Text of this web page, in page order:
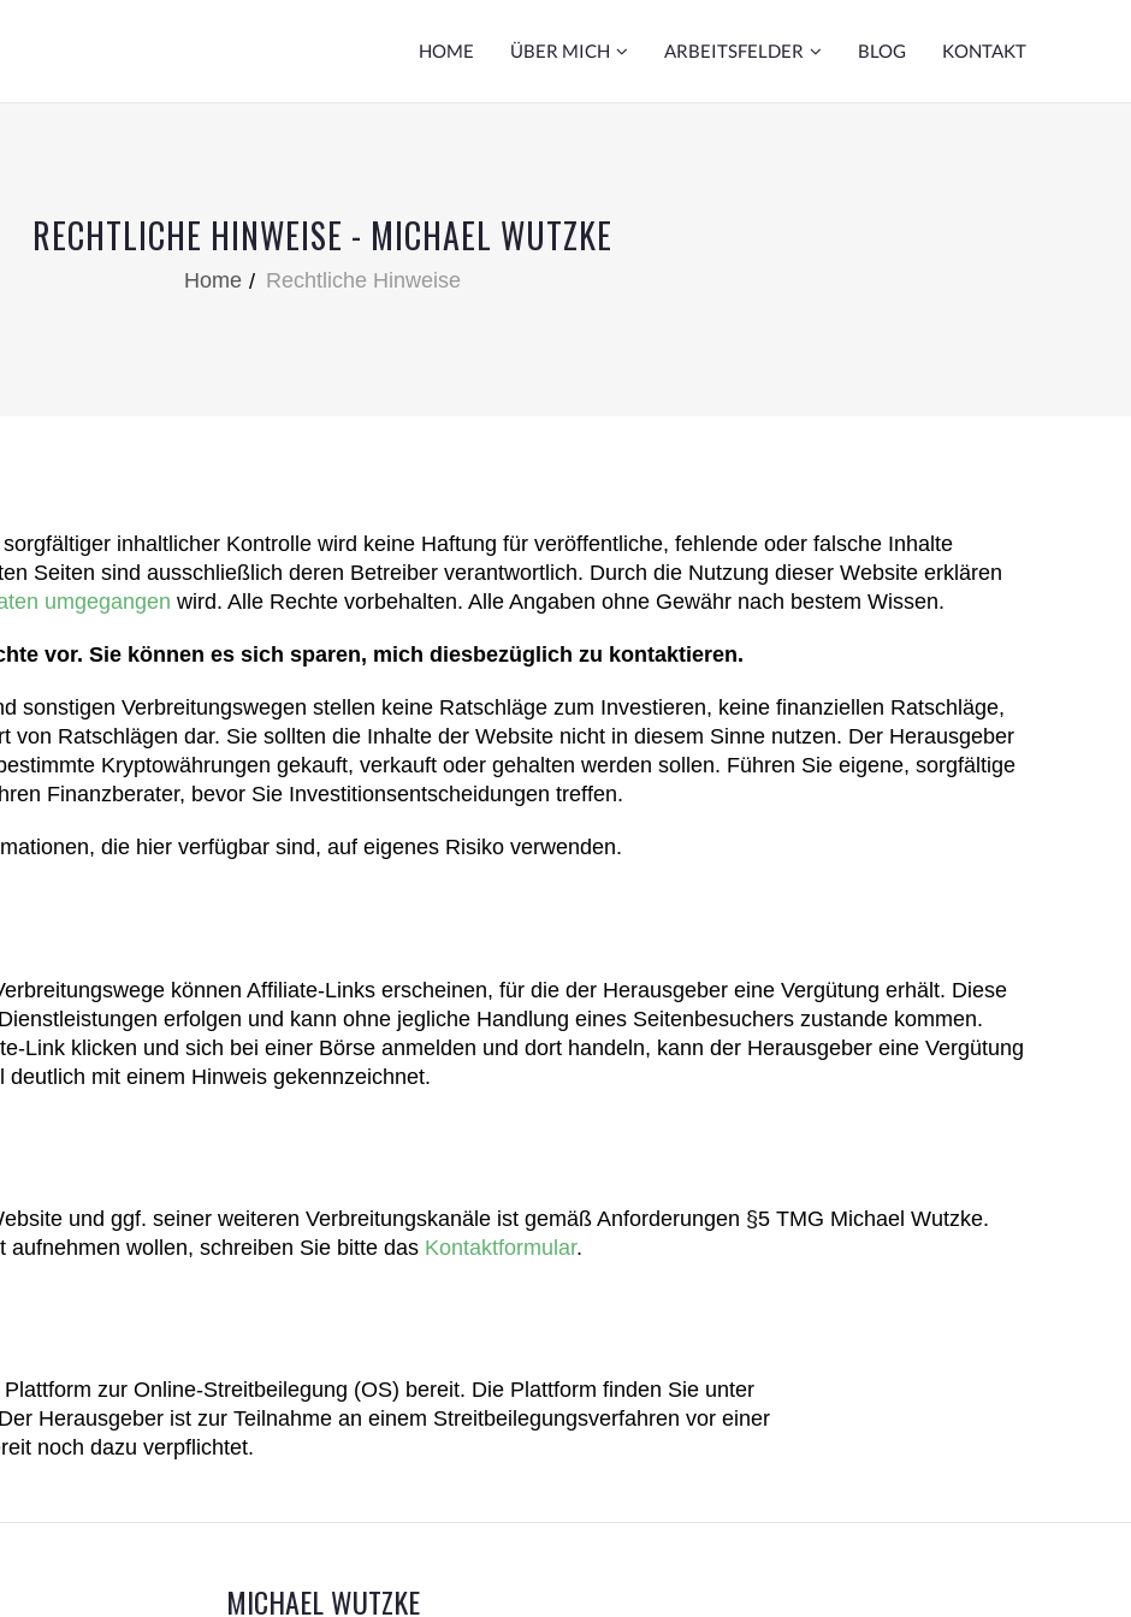
HOME ÜBER MICH ARBEITSFELDER BLOG KONTAKT
RECHTLICHE HINWEISE - MICHAEL WUTZKE
Home Rechtliche Hinweise
inhaltlicher Kontrolle wird keine Haftung für veröffentliche, fehlende oder falsche Inhalte
Seiten sind ausschließlich deren Betreiber verantwortlich. Durch die Nutzung dieser Website erklären
umgegangen wird. Alle Rechte vorbehalten. Alle Angaben ohne Gewähr nach bestem Wissen.
vor. Sie können es sich sparen, mich diesbezüglich zu kontaktieren.
sonstigen Verbreitungswegen stellen keine Ratschläge zum Investieren, keine finanziellen Ratschläge,
von Ratschlägen dar. Sie sollten die Inhalte der Website nicht in diesem Sinne nutzen. Der Herausgeber
Kryptowährungen gekauft, verkauft oder gehalten werden sollen. Führen Sie eigene, sorgfältige
Finanzberater, bevor Sie Investitionsentscheidungen treffen.
die hier verfügbar sind, auf eigenes Risiko verwenden.
können Affiliate-Links erscheinen, für die der Herausgeber eine Vergütung erhält. Diese
erfolgen und kann ohne jegliche Handlung eines Seitenbesuchers zustande kommen.
Link klicken und sich bei einer Börse anmelden und dort handeln, kann der Herausgeber eine Vergütung
mit einem Hinweis gekennzeichnet.
und ggf. seiner weiteren Verbreitungskanäle ist gemäß Anforderungen §5 TMG Michael Wutzke.
wollen, schreiben Sie bitte das Kontaktformular.
zur Online-Streitbeilegung (OS) bereit. Die Plattform finden Sie unter
Herausgeber ist zur Teilnahme an einem Streitbeilegungsverfahren vor einer
noch dazu verpflichtet.
MICHAEL WUTZKE